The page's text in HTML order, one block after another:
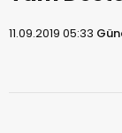
11.09.2019 05:33